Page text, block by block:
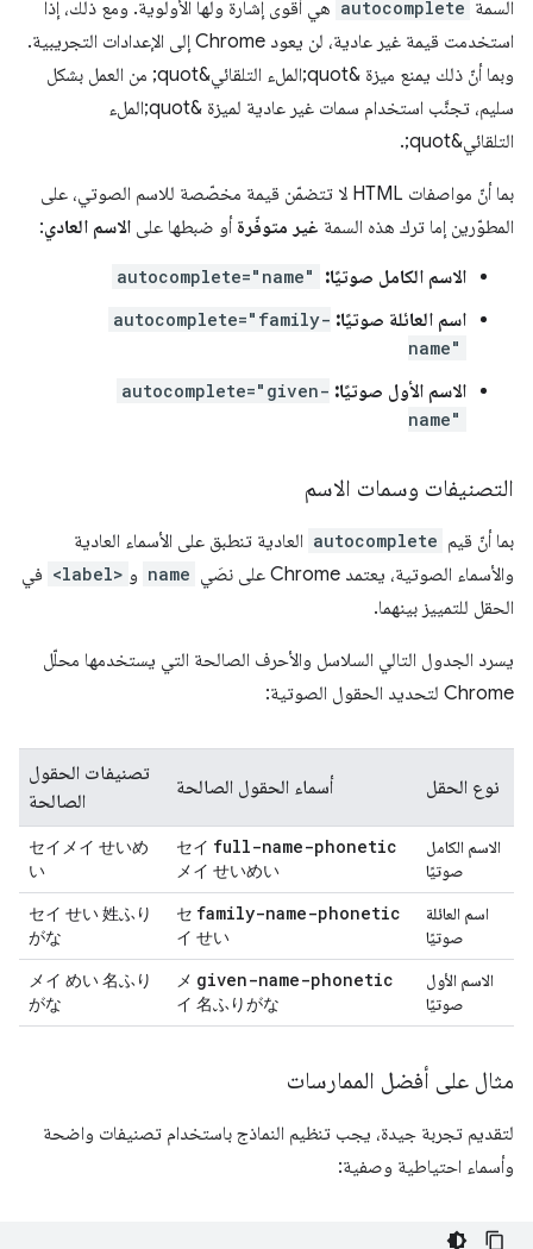
السمة autocomplete هي أقوى إشارة ولها الأولوية. ومع ذلك، إذا
استخدمت قيمة غير عادية، لن يعود Chrome إلى الإعدادات التجريبية.
وبما أنّ ذلك يمنع ميزة &quot;الملء التلقائي&quot; من العمل بشكل
سليم، تجنَّب استخدام سمات غير عادية لميزة &quot;الملء
التلقائي&quot;.
بما أنّ مواصفات HTML لا تتضمّن قيمة مخصّصة للاسم الصوتي، على
المطوّرين إما ترك هذه السمة غير متوفّرة أو ضبطها على الاسم العادي:
الاسم الكامل صوتيًا: autocomplete="name"
اسم العائلة صوتيًا: autocomplete="family-
name"
الاسم الأول صوتيًا: autocomplete="given-
name"
التصنيفات وسمات الاسم
بما أنّ قيم autocomplete العادية تنطبق على الأسماء العادية
والأسماء الصوتية، يعتمد Chrome على نصَي
name و <label> في
الحقل للتمييز بينهما.
يسرد الجدول التالي السلاسل والأحرف الصالحة التي يستخدمها محلّل
Chrome لتحديد الحقول الصوتية:
نوع الحقل أسماء الحقول الصالحة
تصنيفات الحقول
الصالحة
الاسم الكامل
صوتيًا
full-name-phonetic
セイ
メイ せいめい
セイメイ せいめ
い
اسم العائلة
صوتيًا
family-name-phonetic
セ
イ せい
セイ せい 姓ふり
がな
الاسم الأول
صوتيًا
given-name-phonetic
メ
イ 名ふりがな
メイ めい 名ふり
がな
مثال على أفضل الممارسات
لتقديم تجربة جيدة، يجب تنظيم النماذج باستخدام تصنيفات واضحة
وأسماء احتياطية وصفية: